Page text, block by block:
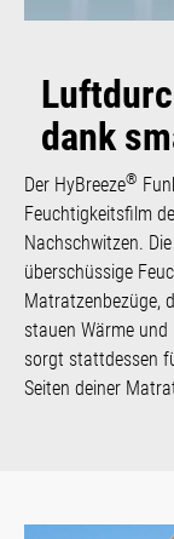
dank
Der HyBreeze®
Feuchtigkeitsfilm
Nachschwitzen.
überschüssige
Matratzenbezüge,
stauen Wärme und
sorgt stattdessen
Seiten deiner